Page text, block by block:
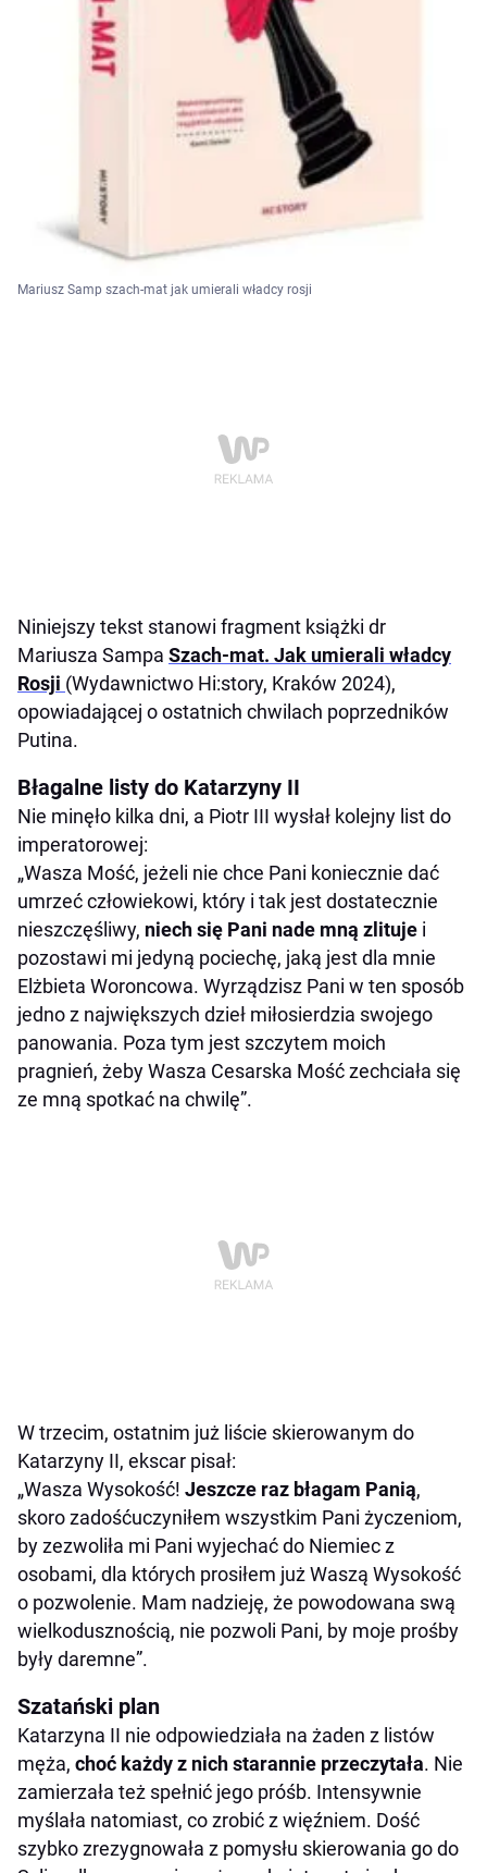
Mariusz Samp szach-mat jak umierali władcy rosji
Niniejszy tekst stanowi fragment książki dr
Mariusza Sampa Szach-mat. Jak umierali władcy
Rosji (Wydawnictwo Hi:story, Kraków 2024),
opowiadającej o ostatnich chwilach poprzedników
Putina.
Błagalne listy do Katarzyny II
Nie minęło kilka dni, a Piotr III wysłał kolejny list do
imperatorowej:
„Wasza Mość, jeżeli nie chce Pani koniecznie dać
umrzeć człowiekowi, który i tak jest dostatecznie
nieszczęśliwy, niech się Pani nade mną zlituje i
pozostawi mi jedyną pociechę, jaką jest dla mnie
Elżbieta Woroncowa. Wyrządzisz Pani w ten sposób
jedno z największych dzieł miłosierdzia swojego
panowania. Poza tym jest szczytem moich
pragnień, żeby Wasza Cesarska Mość zechciała się
ze mną spotkać na chwilę”.
W trzecim, ostatnim już liście skierowanym do
Katarzyny II, ekscar pisał:
„Wasza Wysokość! Jeszcze raz błagam Panią,
skoro zadośćuczyniłem wszystkim Pani życzeniom,
by zezwoliła mi Pani wyjechać do Niemiec z
osobami, dla których prosiłem już Waszą Wysokość
o pozwolenie. Mam nadzieję, że powodowana swą
wielkodusznością, nie pozwoli Pani, by moje prośby
były daremne”.
Szatański plan
Katarzyna II nie odpowiedziała na żaden z listów
męża, choć każdy z nich starannie przeczytała. Nie
zamierzała też spełnić jego próśb. Intensywnie
myślała natomiast, co zrobić z więźniem. Dość
szybko zrezygnowała z pomysłu skierowania go do